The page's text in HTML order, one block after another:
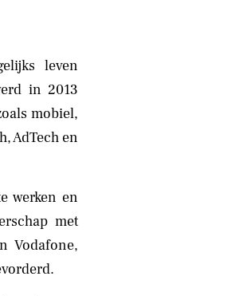
leven
in 2013
mobiel,
AdTech en
werken en
met
Vodafone,